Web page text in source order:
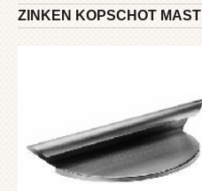
ZINKEN KOPSCHOT MAST